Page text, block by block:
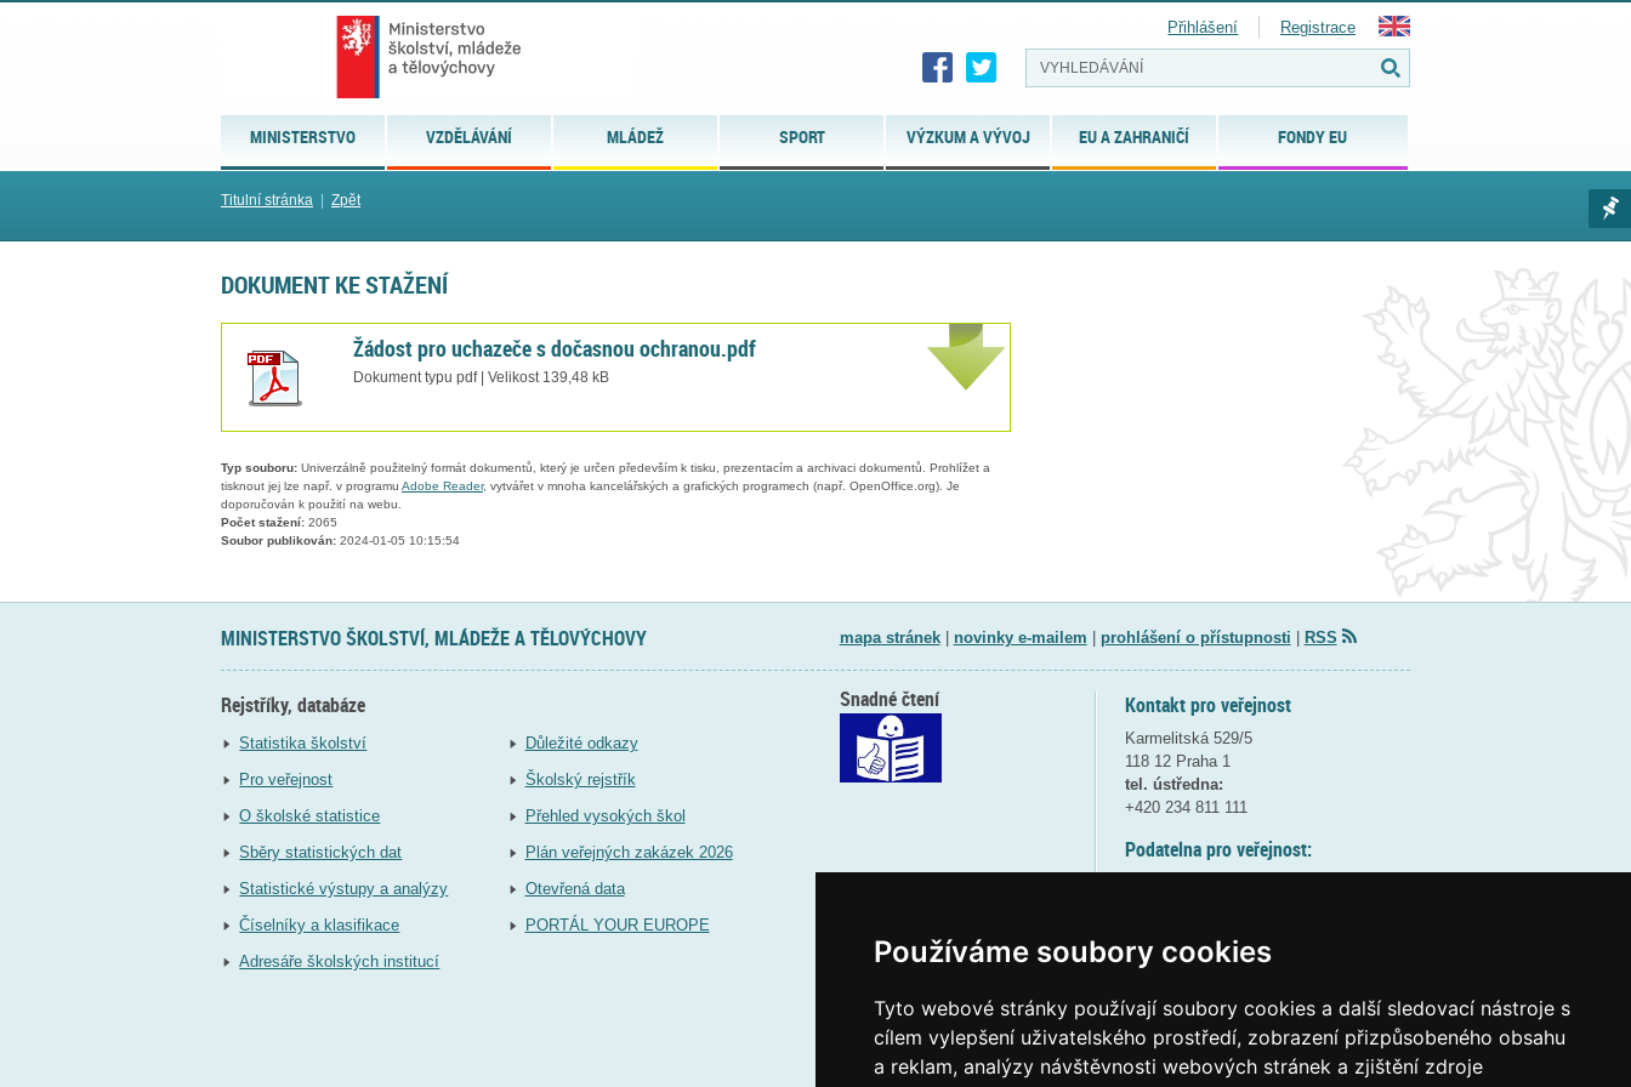
Používáme soubory cookies
Tyto webové stránky používají soubory cookies a další sledovací nástroje s
cílem vylepšení uživatelského prostředí, zobrazení přizpůsobeného obsahu
a reklam, analýzy návštěvnosti webových stránek a zjištění zdroje
MINISTERSTVO VZDĚLÁVÁNÍ MLÁDEŽ SPORT VÝZKUM A VÝVOJ EU A ZAHRANIČÍ FONDY EU
Přihlášení Registrace
Titulní stránka Zpět
DOKUMENT KE STAŽENÍ
Žádost pro uchazeče s dočasnou ochranou.pdf
Dokument typu pdf | Velikost 139,48 kB
Typ souboru: Univerzálně použitelný formát dokumentů, který je určen především k tisku, prezentacím a archivaci dokumentů. Prohlížet a
tisknout jej lze např. v programu Adobe Reader, vytvářet v mnoha kancelářských a grafických programech (např. OpenOffice.org). Je
doporučován k použití na webu.
Počet stažení: 2065
Soubor publikován: 2024-01-05 10:15:54
MINISTERSTVO ŠKOLSTVÍ, MLÁDEŽE A TĚLOVÝCHOVY mapa stránek| novinky e-mailem prohlášení o přístupnosti RSS
Rejstříky, databáze
Statistika školství
Pro veřejnost
O školské statistice
Sběry statistických dat
Statistické výstupy a analýzy
Číselníky a klasifikace
Adresáře školských institucí
Důležité odkazy
Školský rejstřík
Přehled vysokých škol
Plán veřejných zakázek 2026
Otevřená data
PORTÁL YOUR EUROPE
Kontakt pro veřejnost
Karmelitská 529/5
118 12 Praha 1
tel. ústředna:
+420 234 811 111
Podatelna pro veřejnost:
(více informací
Elektronická podatelna:
posta@msmtgov cz
Snadné čtení